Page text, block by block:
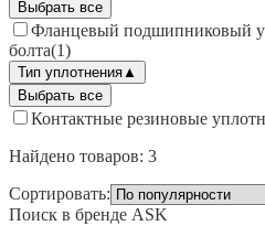
Выбрать все
Фланцевый подшипниковый
болта(1)
Тип уплотнения▲
Выбрать все
Контактные резиновые
Найдено товаров: 3
Сортировать:
Поиск в бренде ASK